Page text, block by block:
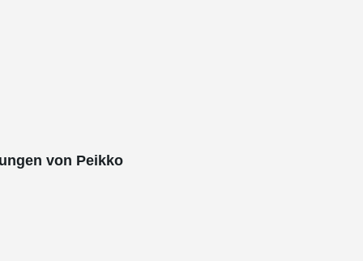
von Peikko